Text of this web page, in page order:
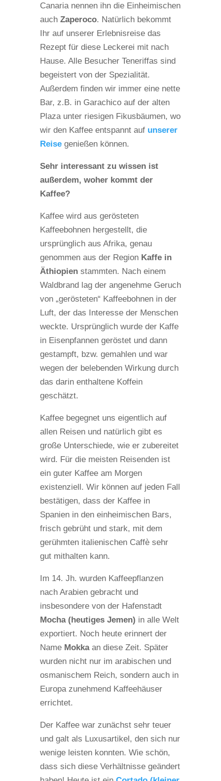
Canaria nennen ihn die Einheimischen
auch Zaperoco. Natürlich bekommt
Ihr auf unserer Erlebnisreise das
Rezept für diese Leckerei mit nach
Hause. Alle Besucher Teneriffas sind
begeistert von der Spezialität.
Außerdem finden wir immer eine nette
Bar, z.B. in Garachico auf der alten
Plaza unter riesigen Fikusbäumen, wo
wir den Kaffee entspannt auf unserer
Reisegenießen können.
Sehr interessant zu wissen ist
außerdem, woher kommt der
Kaffee?
Kaffee wird aus gerösteten
Kaffeebohnen hergestellt, die
ursprünglich aus Afrika, genau
genommen aus der Region Kaffe in
Äthiopienstammten. Nach einem
Waldbrand lag der angenehme Geruch
von „gerösteten“ Kaffeebohnen in der
Luft, der das Interesse der Menschen
weckte. Ursprünglich wurde der Kaffe
in Eisenpfannen geröstet und dann
gestampft, bzw. gemahlen und war
wegen der belebenden Wirkung durch
das darin enthaltene Koffein
geschätzt.
Kaffee begegnet uns eigentlich auf
allen Reisen und natürlich gibt es
große Unterschiede, wie er zubereitet
wird. Für die meisten Reisenden ist
ein guter Kaffee am Morgen
existenziell. Wir können auf jeden Fall
bestätigen, dass der Kaffee in
Spanien in den einheimischen Bars,
frisch gebrüht und stark, mit dem
gerühmten italienischen Caffè sehr
gut mithalten kann.
Im 14. Jh. wurden Kaffeepflanzen
nach Arabien gebracht und
insbesondere von der Hafenstadt
Mocha (heutiges Jemen) in alle Welt
exportiert. Noch heute erinnert der
Name Mokkaan diese Zeit. Später
wurden nicht nur im arabischen und
osmanischem Reich, sondern auch in
Europa zunehmend Kaffeehäuser
errichtet.
Der Kaffee war zunächst sehr teuer
und galt als Luxusartikel, den sich nur
wenige leisten konnten. Wie schön,
dass sich diese Verhältnisse geändert